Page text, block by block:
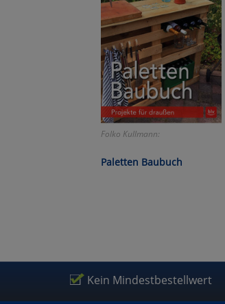
Folko Kullmann:
Paletten Baubuch
Kein Mindestbestellwert